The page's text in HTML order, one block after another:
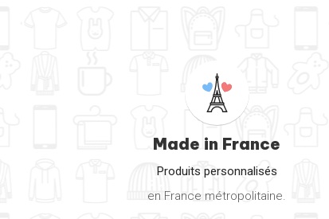
Made in France
Produits personnalisés
en France métropolitaine.